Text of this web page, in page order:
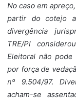
No caso em
partir do cotejo
divergência
TRE/PI
Eleitoral não
por força de
nº 9.504/97.
acham-se